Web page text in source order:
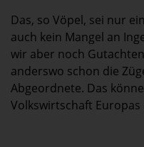
Das, so Vöpel, sei nur
auch kein Mangel an
wir aber noch
anderswo schon die
Abgeordnete. Das
Volkswirtschaft